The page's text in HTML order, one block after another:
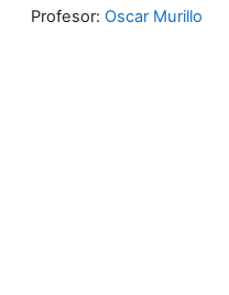
Profesor: Oscar Murillo